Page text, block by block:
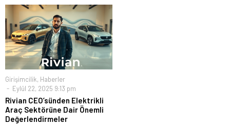
Girişimcilik, Haberler
Eylül 22, 2025 9:13 pm
Rivian CEO’sünden Elektrikli
Araç Sektörüne Dair Önemli
Değerlendirmeler